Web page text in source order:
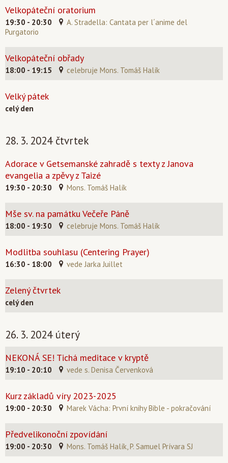
Velkopáteční oratorium
19:30 - 20:30
A. Stradella: Cantata per l´anime del
Purgatorio
Velkopáteční obřady
18:00 - 19:15 celebruje Mons. Tomáš Halík
Velký pátek
celý den
28. 3. 2024 čtvrtek
Adorace v Getsemanské zahradě s texty z Janova
evangelia a zpěvy z Taizé
19:30 - 20:30 Mons. Tomáš Halík
Mše sv. na památku Večeře Páně
18:00 - 19:30 celebruje Mons. Tomáš Halík
Modlitba souhlasu (Centering Prayer)
16:30 - 18:00 vede Jarka Juillet
Zelený čtvrtek
celý den
26. 3. 2024 úterý
NEKONÁ SE! Tichá meditace v kryptě
19:10 - 20:10 vede s. Denisa Červenková
Kurz základů víry 2023-2025
19:00 - 20:30 Marek Vácha: První knihy Bible - pokračování
Předvelikonoční zpovídání
19:00 - 20:30 Mons. Tomáš Halík, P. Samuel Prívara SJ